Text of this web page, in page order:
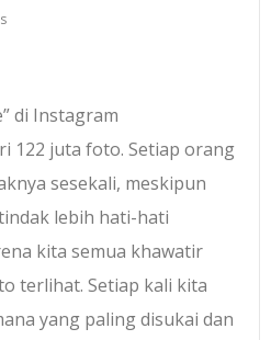
di Instagram
122 juta foto. Setiap orang
sesekali, meskipun
lebih hati-hati
kita semua khawatir
terlihat. Setiap kali kita
yang paling disukai dan